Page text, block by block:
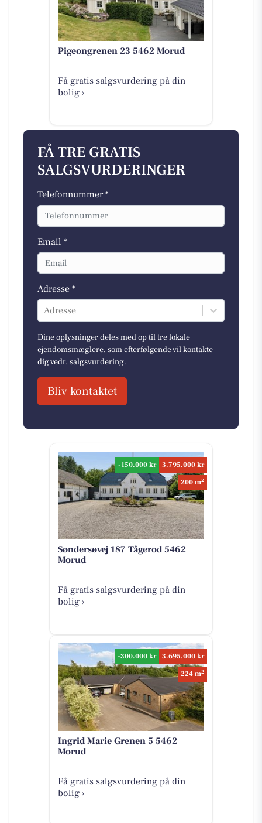
Pigeongrenen 23 5462 Morud
Få gratis salgsvurdering på din
bolig ›
FÅ TRE GRATIS
SALGSVURDERINGER
Telefonnummer *
Email *
Adresse *
Adresse
Dine oplysninger deles med op til tre lokale
ejendomsmæglere, som efterfølgende vil kontakte
dig vedr. salgsvurdering.
Bliv kontaktet
-150.000 kr
3.795.000 kr
200 m2
Søndersøvej 187 Tågerod 5462
Morud
Få gratis salgsvurdering på din
bolig ›
-300.000 kr
3.695.000 kr
224 m2
Ingrid Marie Grenen 5 5462
Morud
Få gratis salgsvurdering på din
bolig ›